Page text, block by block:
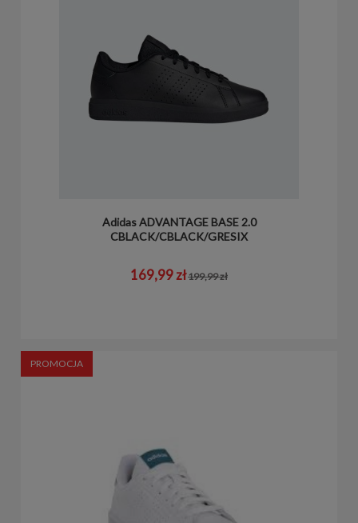
Adidas ADVANTAGE BASE 2.0
CBLACK/CBLACK/GRESIX
169,99 zł199,99 zł
PROMOCJA